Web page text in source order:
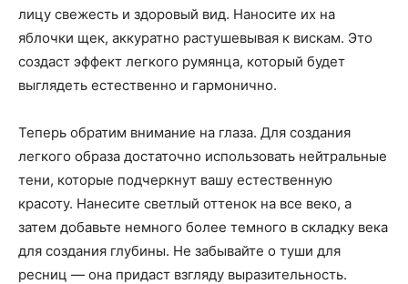
лицу свежесть и здоровый вид. Наносите их на
яблочки щек, аккуратно растушевывая к вискам. Это
создаст эффект легкого румянца, который будет
выглядеть естественно и гармонично.
Теперь обратим внимание на глаза. Для создания
легкого образа достаточно использовать нейтральные
тени, которые подчеркнут вашу естественную
красоту. Нанесите светлый оттенок на все веко, а
затем добавьте немного более темного в складку века
для создания глубины. Не забывайте о туши для
ресниц — она придаст взгляду выразительность.